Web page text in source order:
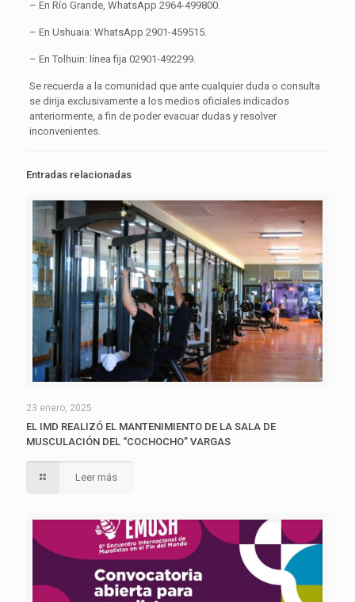
– En Río Grande, WhatsApp 2964-499800.
– En Ushuaia: WhatsApp 2901-459515.
– En Tolhuin: línea fija 02901-492299.
Se recuerda a la comunidad que ante cualquier duda o consulta
se dirija exclusivamente a los medios oficiales indicados
anteriormente, a fin de poder evacuar dudas y resolver
inconvenientes.
Entradas relacionadas
23 enero, 2025
EL IMD REALIZÓ EL MANTENIMIENTO DE LA SALA DE
MUSCULACIÓN DEL “COCHOCHO” VARGAS
Leer más